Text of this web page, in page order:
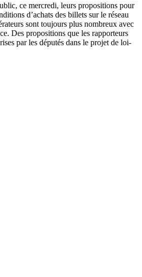
ce mercredi, leurs propositions pour
d’achats des billets sur le réseau
sont toujours plus nombreux avec
Des propositions que les rapporteurs
par les députés dans le projet de loi-